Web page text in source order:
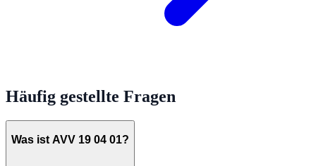
Häufig gestellte Fragen
Was ist AVV 19 04 01?